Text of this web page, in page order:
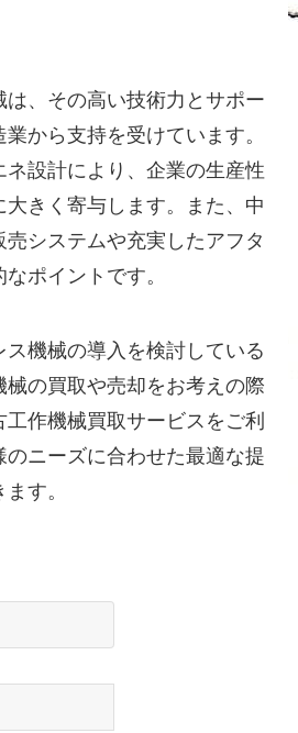
は、その高い技術力とサポー
業から支持を受けています。
ネ設計により、企業の生産性
きく寄与します。また、中
システムや充実したアフタ
ポイントです。
ス機械の導入を検討している
の買取や売却をお考えの際
作機械買取サービスをご利
のニーズに合わせた最適な提
す。